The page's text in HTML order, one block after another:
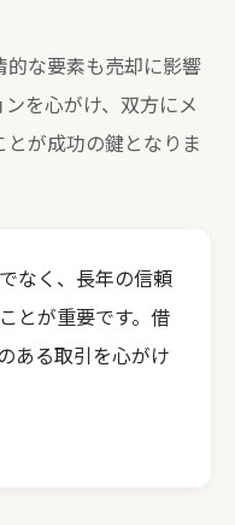
な要素も売却に影響
を心がけ、双方にメ
が成功の鍵となりま
なく、長年の信頼
とが重要です。借
ある取引を心がけ